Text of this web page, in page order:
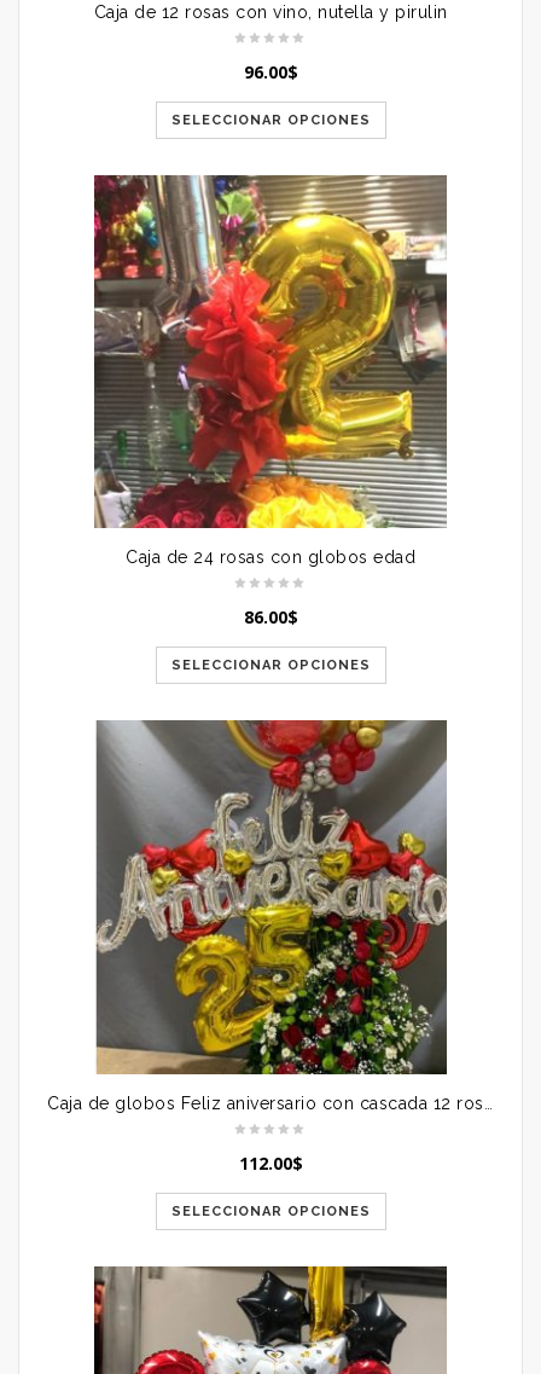
Caja de 12 rosas con vino, nutella y pirulin
96.00$
SELECCIONAR OPCIONES
Caja de 24 rosas con globos edad
86.00$
SELECCIONAR OPCIONES
112.00$
SELECCIONAR OPCIONES